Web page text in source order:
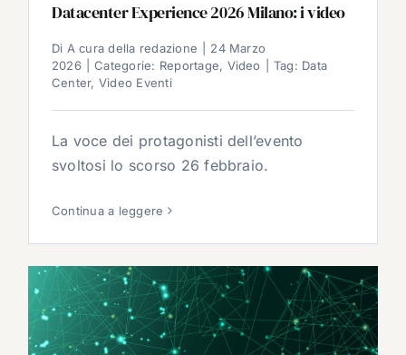
Datacenter Experience 2026 Milano: i video
Di A cura della redazione
24 Marzo
2026
Categorie: Reportage, Video Tag: Data
Center, Video Eventi
La voce dei protagonisti dell’evento
svoltosi lo scorso 26 febbraio.
Continua a leggere